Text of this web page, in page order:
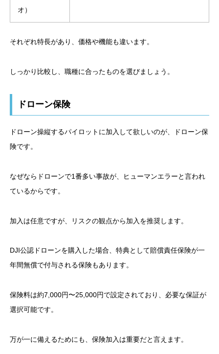
オ）
それぞれ特長があり、価格や機能も違います。
しっかり比較し、職種に合ったものを選びましょう。
ドローン保険
ドローン操縦するパイロットに加入して欲しいのが、ドローン保
険です。
なぜならドローンで1番多い事故が、ヒューマンエラーと言われ
ているからです。
加入は任意ですが、リスクの観点から加入を推奨します。
DJI公認ドローンを購入した場合、特典として賠償責任保険が一
年間無償で付与される保険もあります。
保険料は約7,000円〜25,000円で設定されており、必要な保証が
選択可能です。
万が一に備えるためにも、保険加入は重要だと言えます。